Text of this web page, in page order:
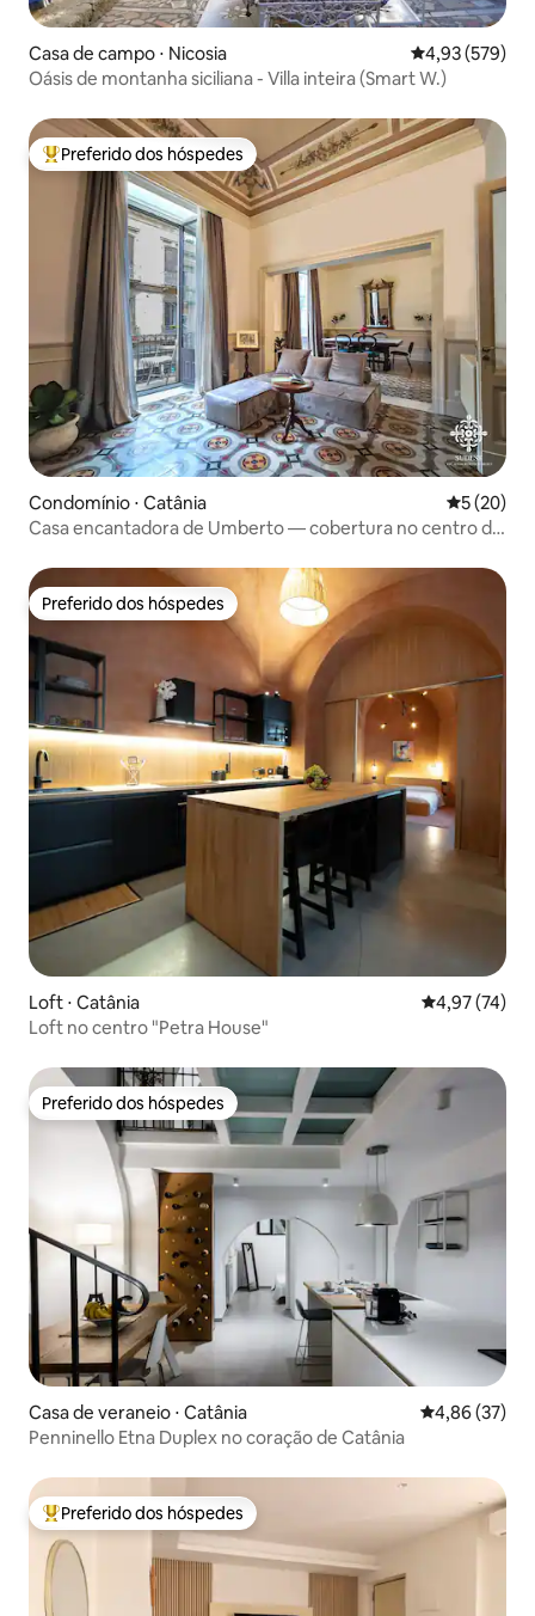
Casa de campo ⋅ Nicosia 4,93 de uma
4,93 (579)
Oásis de montanha siciliana - Villa inteira (Smart W.)
Entre os melhores preferidos dos hóspedes
Preferido dos hóspedes
Condomínio ⋅ Catânia 5 de uma
5 (20)
Casa encantadora de Umberto — cobertura no centro da
Preferido dos hóspedes
Preferido dos hóspedes
Loft ⋅ Catânia 4,97 de uma
4,97 (74)
Loft no centro "Petra House"
Preferido dos hóspedes
Preferido dos hóspedes
Casa de veraneio ⋅ Catânia 4,86 de uma
4,86 (37)
Penninello Etna Duplex no coração de Catânia
Entre os melhores preferidos dos hóspedes
Preferido dos hóspedes